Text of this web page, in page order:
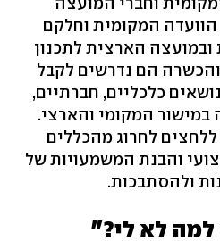
הוועדה המקומית וחלקם
ובמועצה הארצית לתכנון
והכשרה הם נדרשים לקבל
כלכליים, חברתיים,
במישור המקומי והארצי.
לחרוג מהכללים
והבנת המשמעויות של
ולהסתבכות.
לא לי?"